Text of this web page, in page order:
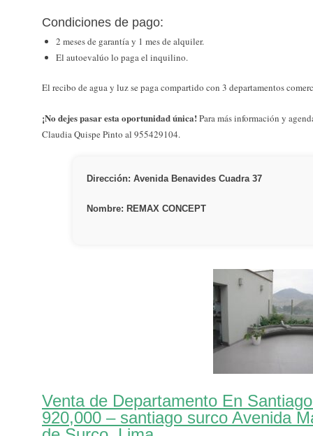
Condiciones de pago:
2 meses de garantía y 1 mes de alquiler.
El autoevalúo lo paga el inquilino.
El recibo de agua y luz se paga compartido con 3 departamentos
¡No dejes pasar esta oportunidad única!Para más información y
Claudia Quispe Pinto al 955429104.
Dirección: Avenida Benavides Cuadra 37
Nombre: REMAX CONCEPT
Venta de Departamento En
920,000 – santiago surco Avenida